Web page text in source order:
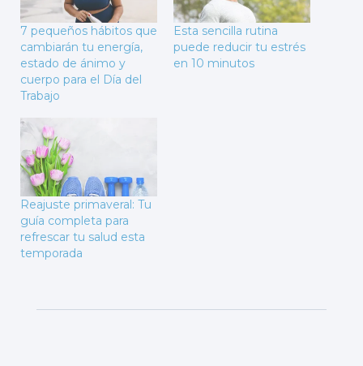
7 pequeños hábitos que
cambiarán tu energía,
estado de ánimo y
cuerpo para el Día del
Trabajo
Esta sencilla rutina
puede reducir tu estrés
en 10 minutos
Reajuste primaveral: Tu
guía completa para
refrescar tu salud esta
temporada